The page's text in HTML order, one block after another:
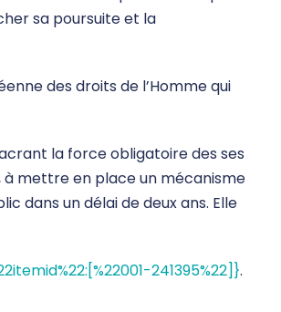
sa poursuite et la
des droits de l’Homme qui
la force obligatoire des ses
mettre en place un mécanisme
dans un délai de deux ans. Elle
241395%22]}.